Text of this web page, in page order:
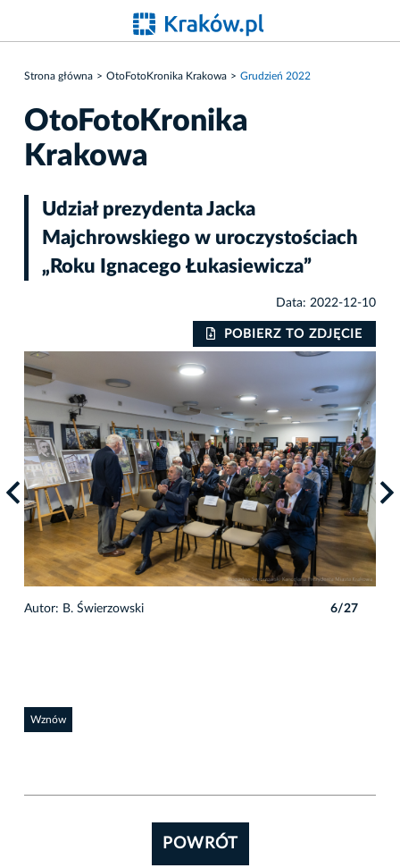
Strona główna OtoFotoKronika Krakowa Grudzień 2022
OtoFotoKronika
Krakowa
Udział prezydenta Jacka
Majchrowskiego w uroczystościach
„Roku Ignacego Łukasiewicza”
Data: 2022-12-10
POBIERZ TO ZDJĘCIE
Autor: B. Świerzowski 6/27
Wznów
POWRÓT